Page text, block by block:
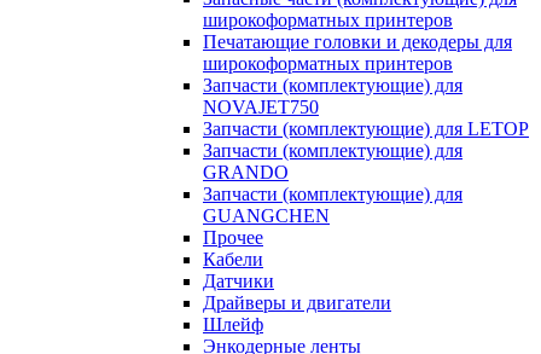
широкоформатных принтеров
Печатающие головки и декодеры для
широкоформатных принтеров
Запчасти (комплектующие) для
NOVAJET750
Запчасти (комплектующие) для LETOP
Запчасти (комплектующие) для
GRANDO
Запчасти (комплектующие) для
GUANGCHEN
Прочее
Кабели
Датчики
Драйверы и двигатели
Шлейф
Энкодерные ленты